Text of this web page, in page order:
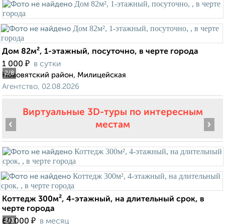
2/8
Дом 82м², 1-этажный, посуточно, в черте города
1 000 ₽ в сутки
Нововятский район, Милицейская
Агентство, 02.08.2026
Виртуальные 3D-туры по интересным
местам
2/3
‹ ›
Коттедж 300м², 4-этажный, на длительный срок, в
черте города
60 000 ₽ в месяц